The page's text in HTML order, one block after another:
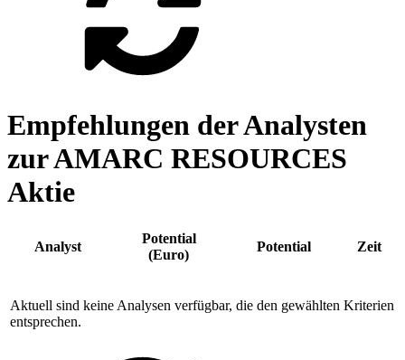
Empfehlungen der Analysten
zur AMARC RESOURCES
Aktie
Analyst
Potential
(Euro)
Potential Zeit
Aktuell sind keine Analysen verfügbar, die den gewählten Kriterien
entsprechen.